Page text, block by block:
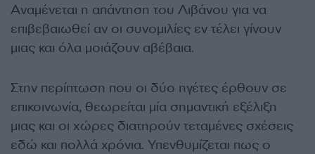
Αναμένεται η απάντηση του Λιβάνου για να
επιβεβαιωθεί αν οι συνομιλίες εν τέλει γίνουν
μιας και όλα μοιάζουν αβέβαια.
Στην περίπτωση που οι δύο ηγέτες έρθουν σε
επικοινωνία, θεωρείται μία σημαντική εξέλιξη
μιας και οι χώρες διατηρούν τεταμένες σχέσεις
εδώ και πολλά χρόνια. Υπενθυμίζεται πως ο